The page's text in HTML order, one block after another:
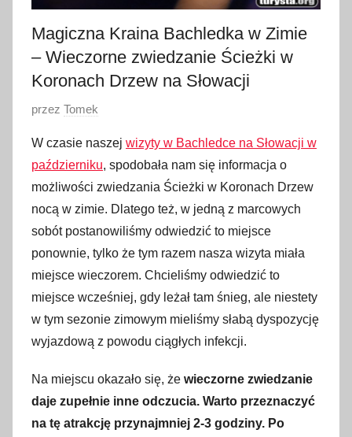
Magiczna Kraina Bachledka w Zimie
– Wieczorne zwiedzanie Ścieżki w
Koronach Drzew na Słowacji
O
u
b
l
i
k
o
w
a
n
m
a
przez Tomek
W czasie naszej wizyty w Bachledce na Słowacji w
październiku, spodobała nam się informacja o
możliwości zwiedzania Ścieżki w Koronach Drzew
nocą w zimie. Dlatego też, w jedną z marcowych
sobót postanowiliśmy odwiedzić to miejsce
ponownie, tylko że tym razem nasza wizyta miała
miejsce wieczorem. Chcieliśmy odwiedzić to
miejsce wcześniej, gdy leżał tam śnieg, ale niestety
w tym sezonie zimowym mieliśmy słabą dyspozycję
wyjazdową z powodu ciągłych infekcji.
Na miejscu okazało się, że wieczorne zwiedzanie
daje zupełnie inne odczucia. Warto przeznaczyć
na tę atrakcję przynajmniej 2-3 godziny. Po